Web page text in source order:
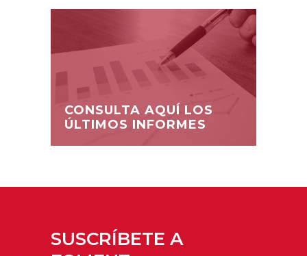
CONSULTA AQUÍ LOS
ÚLTIMOS INFORMES
SUSCRÍBETE A